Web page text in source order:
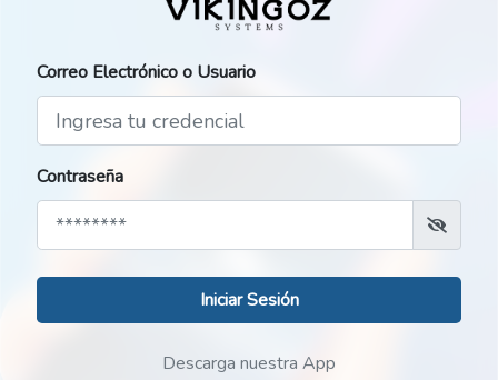
Correo Electrónico o Usuario
Contraseña
Iniciar Sesión
Descarga nuestra App